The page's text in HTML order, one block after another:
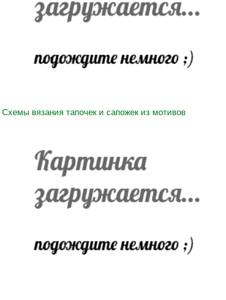
Схемы вязания тапочек и сапожек из мотивов